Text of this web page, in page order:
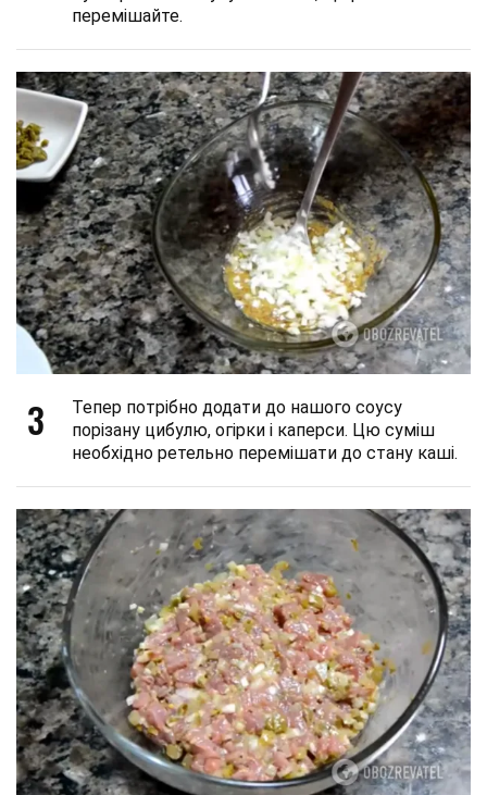
перемішайте.
3
Тепер потрібно додати до нашого соусу
порізану цибулю, огірки і каперси. Цю суміш
необхідно ретельно перемішати до стану каші.